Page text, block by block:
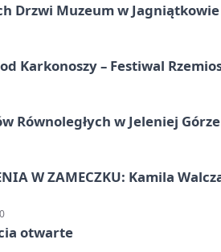
Drzwi Muzeum w Jagniątkowie
Karkonoszy – Festiwal
Równoległych w Jeleniej Górze
W ZAMECZKU: Kamila
otwarte